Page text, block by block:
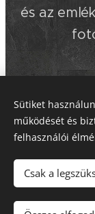
és az
© 1985 Thomas
Sütiket
működését és
felhasználói
Csak a